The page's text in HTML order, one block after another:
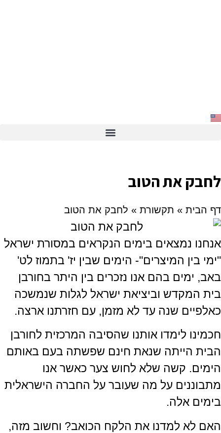
לחבק את הטוב
דף הבית » תקשורת » לחבק את הטוב
אנחנו נמצאים בימים הנקראים במסורת ישראל
"ימי בין המיצרים"- הימים שבין יז' בתמוז לט'
באב, ימים בהם אנו נזכרים בין היתר בחורבן
בית המקדש וביציאת ישראל לגלות שנמשכה
כאלפיים שנה עד לא מזמן, עם חזרתנו ארצה.
חכמינו לימדו אותנו שהסיבה המרכזית לחורבן
הבית הייתה שנאת חינם שפשתה בעם באותם
הימים. קשה שלא לחוש צער כאשר אנו
מתבוננים על מה שעובר על החברה הישראלית
בימים אלה.
האם לא למדנו את הלקח הכואב? וחשוב מזה,